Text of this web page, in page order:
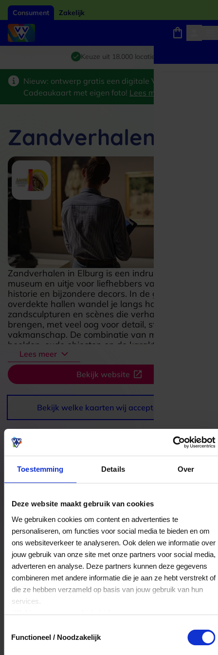
Toestemming Details Over
Deze website maakt gebruik van cookies
We gebruiken cookies om content en advertenties te
personaliseren, om functies voor social media te bieden en om
ons websiteverkeer te analyseren. Ook delen we informatie over
jouw gebruik van onze site met onze partners voor social media,
adverteren en analyse. Deze partners kunnen deze gegevens
combineren met andere informatie die je aan ze hebt verstrekt of
die ze hebben verzameld op basis van jouw gebruik van hun
services.
Klikhiervoor ons cookiebeleid.
Functioneel / Noodzakelijk
Consument Zakelijk
Giftcard van het jaar 2026
Keuze uit 18.000 locaties
Winkels, webshops en uitjes
Nieuw: ontwerp gratis een digitale VVV
Cadeaukaart met eigen foto! Lees meer
Zandverhalen in Elburg is een indrukwekkend
museum en uitje voor liefhebbers van kunst,
historie en bijzondere decors. In de grote
overdekte hallen wandel je langs honderden
zandsculpturen en scènes die verhalen tot leven
brengen, met veel oog voor detail, sfeer en
vakmanschap. De combinatie van monumentale
beelden, oude objecten en de karaktervolle
setting van de voormalige blikfabriek maakt een
bezoek verrassend en meeslepend. Verwacht
geen standaard tentoonstelling, maar een route
vol kijkplezier, verwondering en fotomomenten,
waar je rustig doorheen struint en steeds weer
iets nieuws ontdekt. Juist die mix van kunst,
verhaal en ambiance maakt Zandverhalen tot
een plek die echt bijblijft.
Lees meer
Bekijk website
Zandverhalen
Bekijk welke kaarten wij accepteren
Bestedingslocaties
Zandverhalen
J.P. Broekhovenstraat 9
8081HB Elburg
Veelgestelde Vragen
Ja, je mag het saldo van je VVV